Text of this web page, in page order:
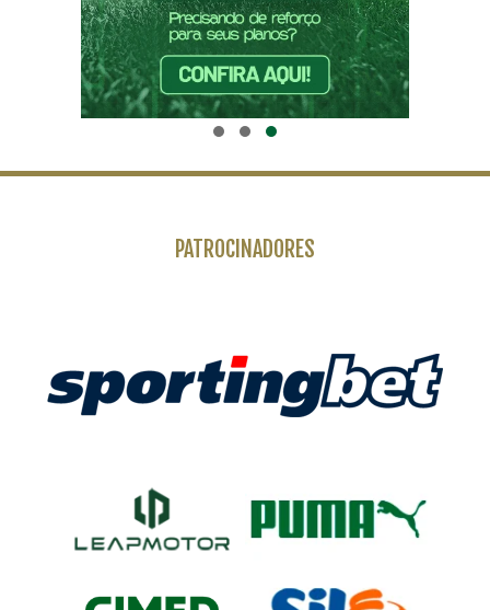
PATROCINADORES